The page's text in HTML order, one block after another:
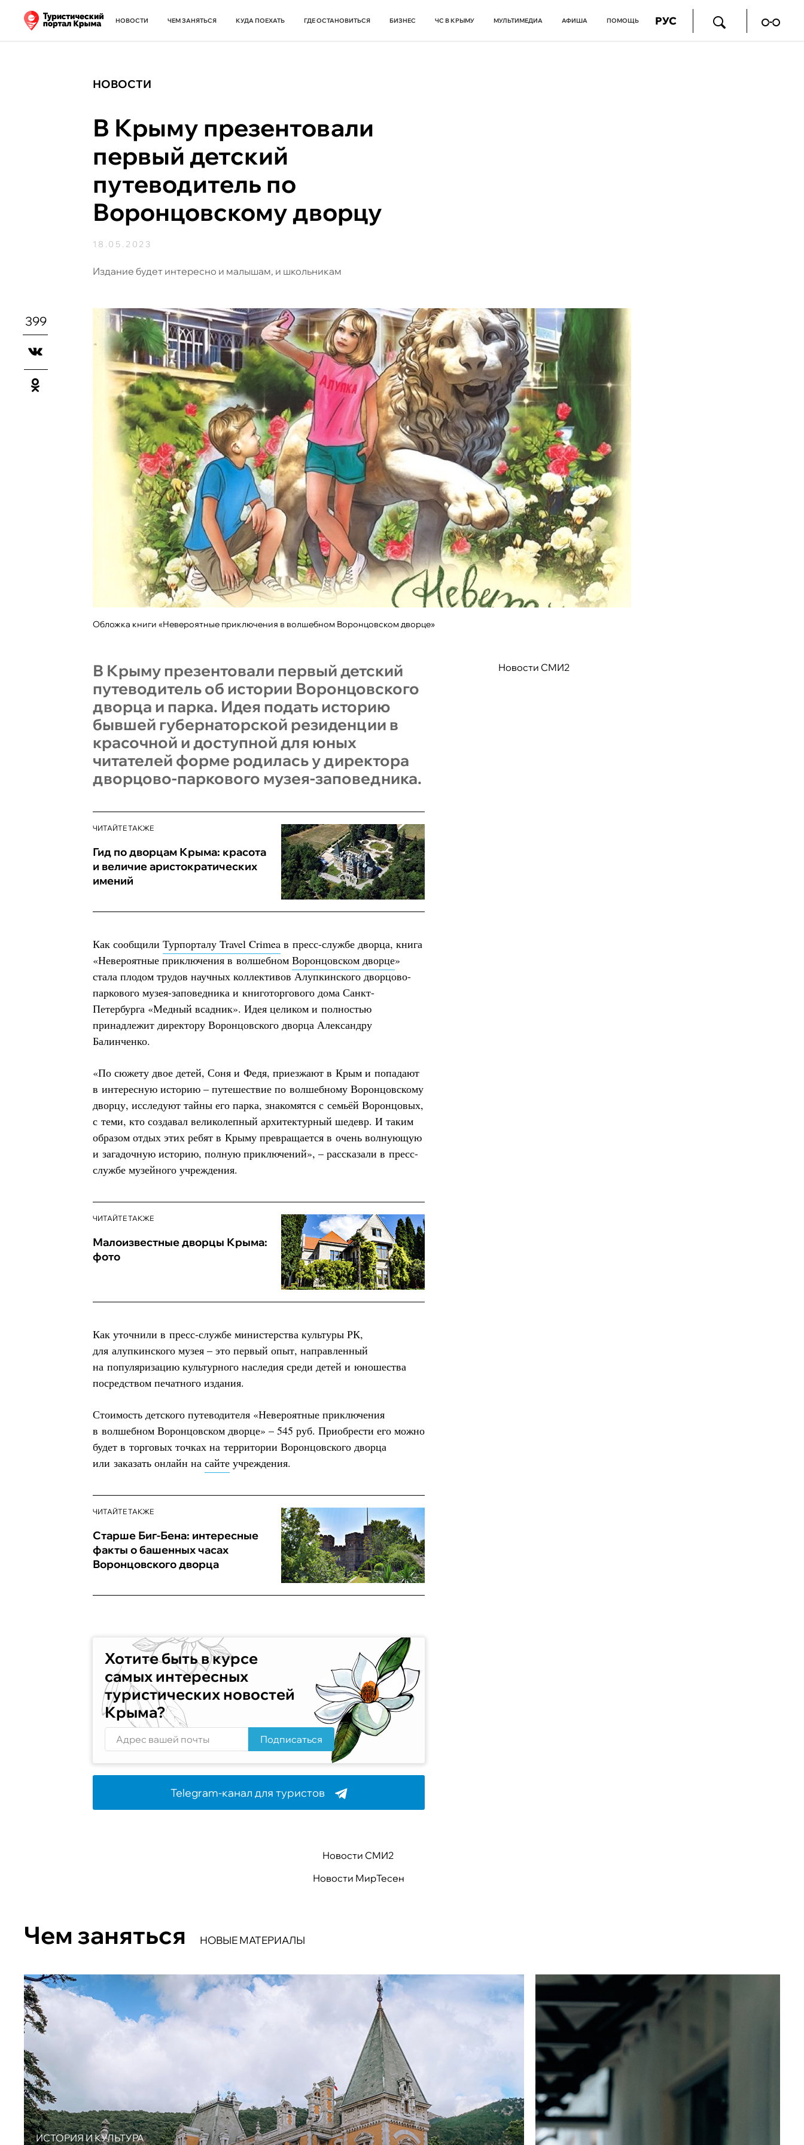
НОВОСТИ ЧЕМ ЗАНЯТЬСЯ КУДА ПОЕХАТЬ ГДЕ ОСТАНОВИТЬСЯ БИЗНЕС ЧС В КРЫМУ МУЛЬТИМЕДИА АФИША ПОМОЩЬ РУС
НОВОСТИ
В Крыму презентовали
первый детский
путеводитель по
Воронцовскому дворцу
18.05.2023
Издание будет интересно и малышам, и школьникам
399
Обложка книги «Невероятные приключения в волшебном Воронцовском дворце»
Новости СМИ2
В Крыму презентовали первый детский
путеводитель об истории Воронцовского
дворца и парка. Идея подать историю
бывшей губернаторской резиденции в
красочной и доступной для юных
читателей форме родилась у директора
дворцово-паркового музея-заповедника.
ЧИТАЙТЕ ТАКЖЕ
Гид по дворцам Крыма: красота
и величие аристократических
имений
Как сообщили Турпорталу Travel Crimea в пресс-службе дворца, книга
«Невероятные приключения в волшебном Воронцовском дворце»
стала плодом трудов научных коллективов Алупкинского дворцово-
паркового музея-заповедника и книготоргового дома Санкт-
Петербурга «Медный всадник». Идея целиком и полностью
принадлежит директору Воронцовского дворца Александру
Балинченко.
«По сюжету двое детей, Соня и Федя, приезжают в Крым и попадают
в интересную историю – путешествие по волшебному Воронцовскому
дворцу, исследуют тайны его парка, знакомятся с семьёй Воронцовых,
с теми, кто создавал великолепный архитектурный шедевр. И таким
образом отдых этих ребят в Крыму превращается в очень волнующую
и загадочную историю, полную приключений», – рассказали в пресс-
службе музейного учреждения.
ЧИТАЙТЕ ТАКЖЕ
Малоизвестные дворцы Крыма:
фото
Как уточнили в пресс-службе министерства культуры РК,
для алупкинского музея – это первый опыт, направленный
на популяризацию культурного наследия среди детей и юношества
посредством печатного издания.
Стоимость детского путеводителя «Невероятные приключения
в волшебном Воронцовском дворце» – 545 руб. Приобрести его можно
будет в торговых точках на территории Воронцовского дворца
или заказать онлайн на сайте учреждения.
ЧИТАЙТЕ ТАКЖЕ
Старше Биг-Бена: интересные
факты о башенных часах
Воронцовского дворца
Хотите быть в курсе
самых интересных
туристических новостей
Крыма?
Подписаться
Telegram-канал для туристов
Новости СМИ2
Новости МирТесен
Чем заняться НОВЫЕ МАТЕРИАЛЫ
ИСТОРИЯ И КУЛЬТУРА